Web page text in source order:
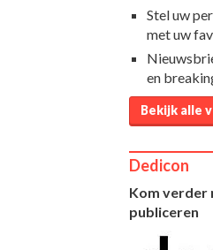
Stel uw
met uw
en
Bekijk alle
Dedicon
Kom
publiceren